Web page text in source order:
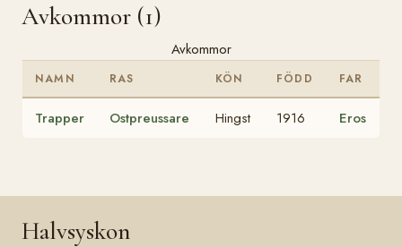
Avkommor (1)
Avkommor
NAMN RAS KÖN FÖDD FAR
Trapper Ostpreussare Hingst 1916 Eros
Halvsyskon